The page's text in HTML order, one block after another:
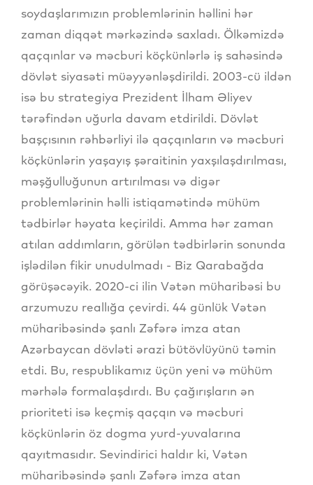
soydaşlarımızın problemlərinin həllini hər
zaman diqqət mərkəzində saxladı. Ölkəmizdə
qaçqınlar və məcburi köçkünlərlə iş sahəsində
dövlət siyasəti müəyyənləşdirildi. 2003-cü ildən
isə bu strategiya Prezident İlham Əliyev
tərəfindən uğurla davam etdirildi. Dövlət
başçısının rəhbərliyi ilə qaçqınların və məcburi
köçkünlərin yaşayış şəraitinin yaxşılaşdırılması,
məşğulluğunun artırılması və digər
problemlərinin həlli istiqamətində mühüm
tədbirlər həyata keçirildi. Amma hər zaman
atılan addımların, görülən tədbirlərin sonunda
işlədilən fikir unudulmadı - Biz Qarabağda
görüşəcəyik. 2020-ci ilin Vətən müharibəsi bu
arzumuzu reallığa çevirdi. 44 günlük Vətən
müharibəsində şanlı Zəfərə imza atan
Azərbaycan dövləti ərazi bütövlüyünü təmin
etdi. Bu, respublikamız üçün yeni və mühüm
mərhələ formalaşdırdı. Bu çağırışların ən
prioriteti isə keçmiş qaçqın və məcburi
köçkünlərin öz dogma yurd-yuvalarına
qayıtmasıdır. Sevindirici haldır ki, Vətən
müharibəsində şanlı Zəfərə imza atan